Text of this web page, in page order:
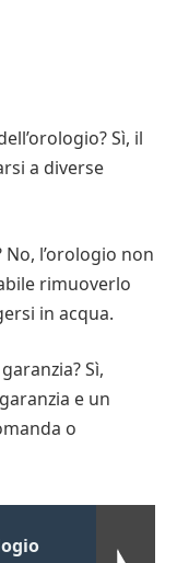
Sì, il
a diverse
No, l’orologio non
rimuoverlo
in acqua.
Sì,
e un
o